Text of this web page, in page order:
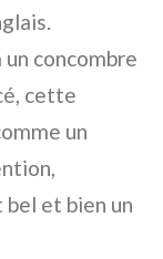
concombre
cette
un
bel et bien un